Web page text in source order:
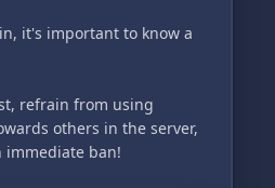
#MovieMar
it's important to know a
refrain from using
others in the server,
ban!